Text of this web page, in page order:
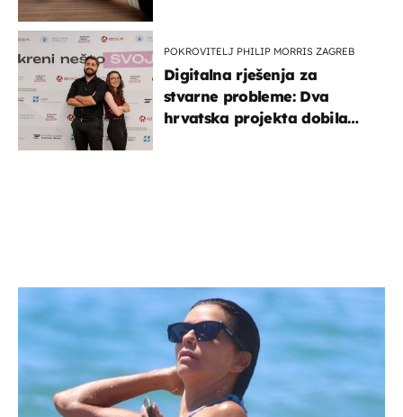
POKROVITELJ PHILIP MORRIS ZAGREB
Digitalna rješenja za
stvarne probleme: Dva
hrvatska projekta dobila